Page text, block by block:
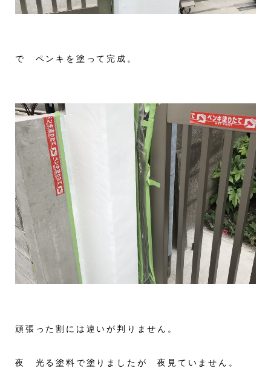
で ペンキを塗って完成。
頑張った割には違いが判りません。
夜 光る塗料で塗りましたが 夜見ていません。